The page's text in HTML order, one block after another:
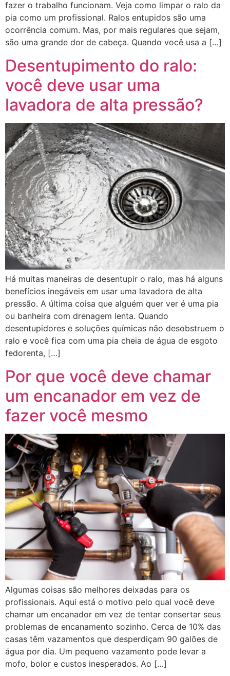
fazer o trabalho funcionam. Veja como limpar o ralo da
pia como um profissional. Ralos entupidos são uma
ocorrência comum. Mas, por mais regulares que sejam,
são uma grande dor de cabeça. Quando você usa a […]
Desentupimento do ralo:
você deve usar uma
lavadora de alta pressão?
Há muitas maneiras de desentupir o ralo, mas há alguns
benefícios inegáveis ​​em usar uma lavadora de alta
pressão. A última coisa que alguém quer ver é uma pia
ou banheira com drenagem lenta. Quando
desentupidores e soluções químicas não desobstruem o
ralo e você fica com uma pia cheia de água de esgoto
fedorenta, […]
Por que você deve chamar
um encanador em vez de
fazer você mesmo
Algumas coisas são melhores deixadas para os
profissionais. Aqui está o motivo pelo qual você deve
chamar um encanador em vez de tentar consertar seus
problemas de encanamento sozinho. Cerca de 10% das
casas têm vazamentos que desperdiçam 90 galões de
água por dia. Um pequeno vazamento pode levar a
mofo, bolor e custos inesperados. Ao […]